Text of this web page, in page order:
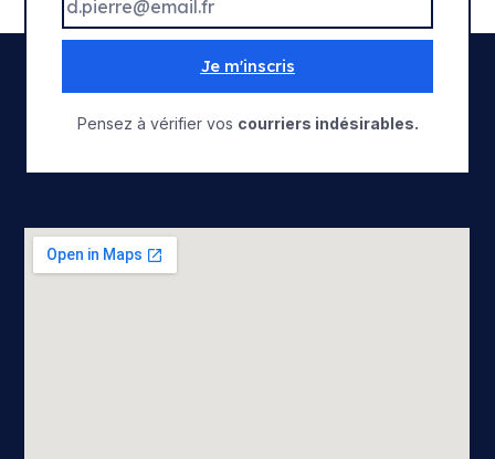
Je m'inscris
Pensez à vérifier vos courriers indésirables.